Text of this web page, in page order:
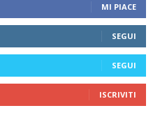
MI PIACE
SEGUI
SEGUI
ISCRIVITI